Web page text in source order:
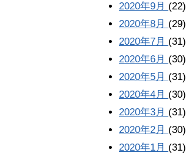
2020年9月 (22)
2020年8月 (29)
2020年7月 (31)
2020年6月 (30)
2020年5月 (31)
2020年4月 (30)
2020年3月 (31)
2020年2月 (30)
2020年1月 (31)